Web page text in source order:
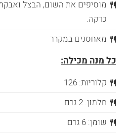
מוסיפים את השום, הבצל
כדקה.
מאחסנים במקרר
כל מנה מכילה:
קלוריות: 126
חלמון: 2 גרם
שומן: 6 גרם